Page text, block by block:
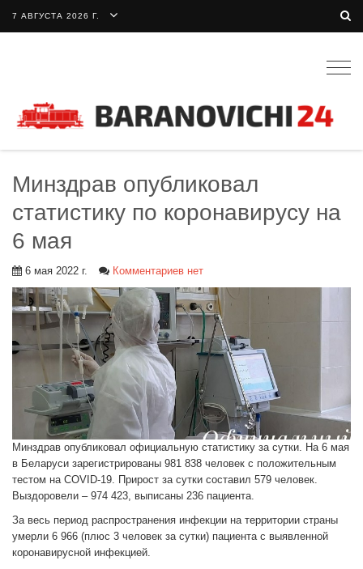
7 АВГУСТА 2026 Г.
Минздрав опубликовал
статистику по коронавирусу на
6 мая
6 мая 2022 г. Комментариев нет
Минздрав опубликовал официальную статистику за сутки. На 6 мая
в Беларуси зарегистрированы 981 838 человек с положительным
тестом на COVID-19. Прирост за сутки составил 579 человек.
Выздоровели – 974 423, выписаны 236 пациента.
За весь период распространения инфекции на территории страны
умерли 6 966 (плюс 3 человек за сутки) пациента с выявленной
коронавирусной инфекцией.